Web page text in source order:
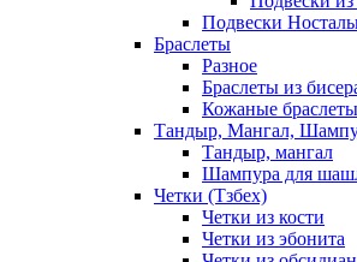
Подвески
Браслеты
Разное
Браслеты из
Кожаные браслеты
Тандыр, Мангал,
Тандыр, мангал
Шампура для
Четки (Тзбех)
Четки из кости
Четки из эбонита